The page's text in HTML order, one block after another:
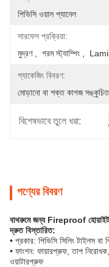
পিভিসি ওয়াল প্যানেল
সারফেস প্রক্রিয়া:
মুদ্রণ ,  গরম স্ট্যাম্পিং ,
প্যাকেজিং বিবরণ:
মোড়ানো বা শক্ত কাগজ সঙ্কুচিত
বিশেষভাবে তুলে ধরা:
পণ্যের বিবরণ
বাথরুমে জন্য Fireproof হোয়াইট
দ্রুত বিস্তারিত:
• প্রকার: পিভিসি সিলিং টাইলস বা
• ফাংশন: ফায়ারপ্রুফ, তাপ
ওয়াটারপ্রুফ